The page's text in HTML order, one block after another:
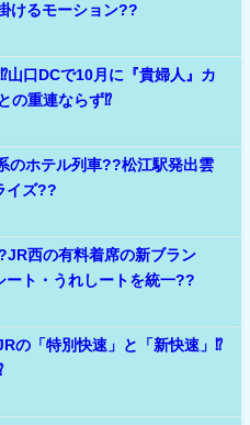
けるモーション??
山口DCで10月に『貴婦人』カ
の重連ならず⁉
のホテル列車??松江駅発出雲
イズ??
西の有料着席の新ブラン
ート・うれしートを統一??
の「特別快速」と「新快速」⁉